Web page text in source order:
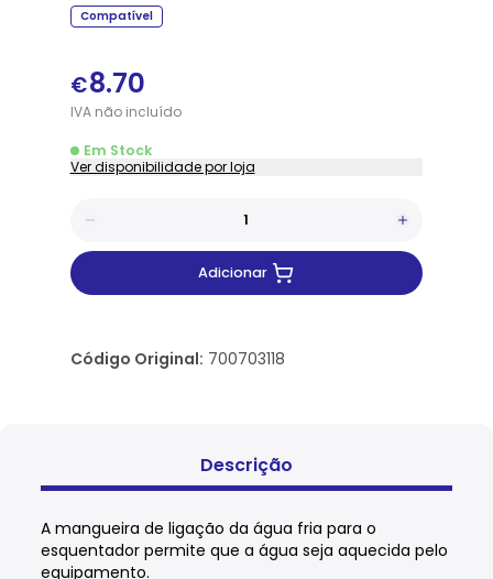
Compatível
€8.70
IVAnãoincluído
Em Stock
Ver disponibilidade por loja
Adicionar
Código Original: 700703118
Descrição
A mangueira de ligação da água fria para o
esquentador permite que a água seja aquecida pelo
equipamento.